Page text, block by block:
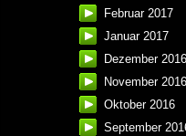
Februar 2017
Januar 2017
Dezember 2016
November 2016
Oktober 2016
September